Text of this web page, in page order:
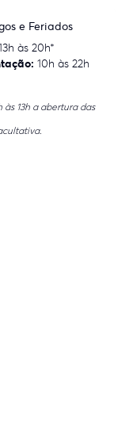
e Feriados
às 20h*
10h às 22h
às 13h a abertura das